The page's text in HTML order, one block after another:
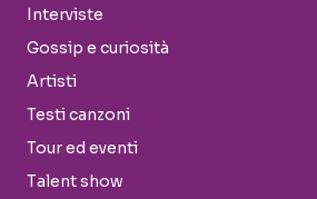
Interviste
Gossip e curiosità
Artisti
Testi canzoni
Tour ed eventi
Talent show